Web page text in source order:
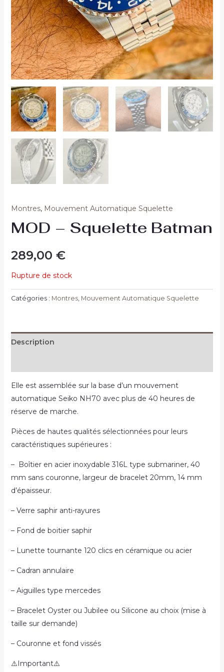
Montres, Mouvement Automatique Squelette
MOD – Squelette Batman
289,00 €
Rupture de stock
Catégories : Montres, Mouvement Automatique Squelette
Description
Elle est assemblée sur la base d’un mouvement
automatique Seiko NH70 avec plus de 40 heures de
réserve de marche.
Pièces de hautes qualités sélectionnées pour leurs
caractéristiques supérieures :
– Boîtier en acier inoxydable 316L type submariner, 40
mm sans couronne, largeur de bracelet 20mm, 14 mm
d’épaisseur.
– Verre saphir anti-rayures
– Fond de boitier saphir
– Lunette tournante 120 clics en céramique ou acier
– Cadran annulaire
– Aiguilles type mercedes
– Bracelet Oyster ou Jubilee ou Silicone au choix (mise à
taille sur demande)
– Couronne et fond vissés
⚠️Important⚠️